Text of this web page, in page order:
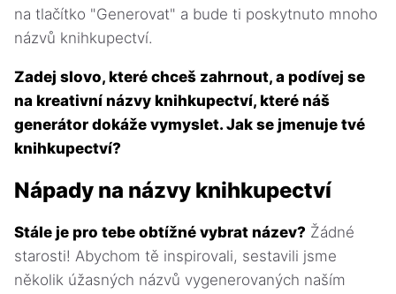
na tlačítko "Generovat" a bude ti poskytnuto mnoho
názvů knihkupectví.
Zadej slovo, které chceš zahrnout, a podívej se
na kreativní názvy knihkupectví, které náš
generátor dokáže vymyslet. Jak se jmenuje tvé
knihkupectví?
Nápady na názvy knihkupectví
Stále je pro tebe obtížné vybrat název? Žádné
starosti! Abychom tě inspirovali, sestavili jsme
několik úžasných názvů vygenerovaných naším